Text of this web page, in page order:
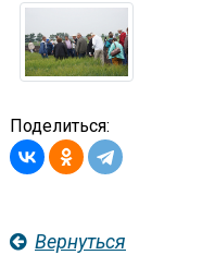
Поделиться:
Вернуться